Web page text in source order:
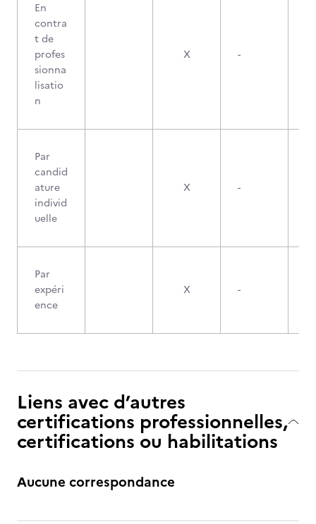
En
contra
t de
profes
sionna
lisatio
n
X -
Par
candid
ature
individ
uelle
X -
Par
expéri
ence
X -
Liens avec d’autres
certifications professionnelles,
certifications ou habilitations
Aucune correspondance